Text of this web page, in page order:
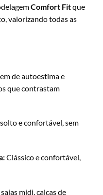
Comfort Fitque
valorizando todas as
de autoestima e
que contrastam
e confortável, sem
Clássico e confortável,
midi, calças de